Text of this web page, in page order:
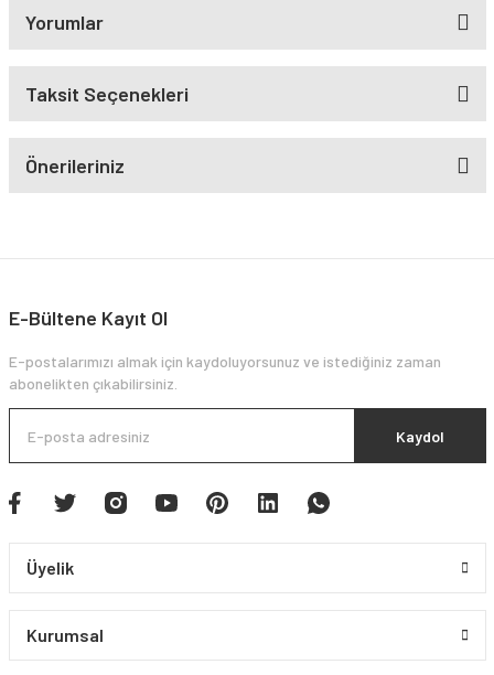
Yorumlar
Taksit Seçenekleri
Önerileriniz
E-Bültene Kayıt Ol
E-postalarımızı almak için kaydoluyorsunuz ve istediğiniz zaman
abonelikten çıkabilirsiniz.
Kaydol
Üyelik
Kurumsal